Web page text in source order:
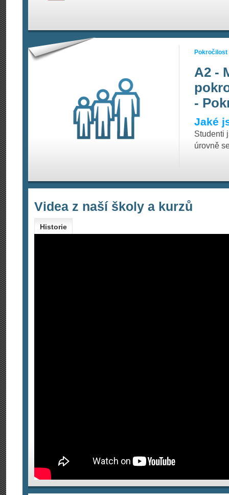
Pokročilost
A2 -
-
Jaké
Studenti
úrovně
Videa z naší školy a kurzů
Historie